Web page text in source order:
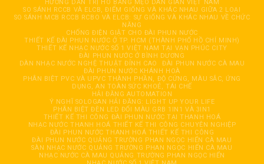
HƯỚNG DẪN TRỊ HO BẰNG MẸO DÂN GIAN VIỆT NAM
SO SÁNH RCCB VÀ ELCB, ĐIỂM GIỐNG VÀ KHÁC NHAU GIỮA 2 LOẠI
SO SÁNH MCB RCCB RCBO VÀ ELCB: SỰ GIỐNG VÀ KHÁC NHAU VỀ CHỨC
NĂNG
CHỐNG ĐIỆN GIẬT CHO ĐÀI PHUN NƯỚC
THIẾT KẾ ĐÀI PHUN NƯỚC Ở TP. HCM (THÀNH PHỐ HỒ CHÍ MINH)
THIẾT KẾ NHẠC NƯỚC SỐ 1 VIỆT NAM TẠI VẠN PHÚC CITY
ĐÀI PHUN NƯỚC Ở BÌNH DƯƠNG
DÀN NHẠC NƯỚC NGHỆ THUẬT ĐỈNH CAO
ĐÀI PHUN NƯỚC CÀ MAU
ĐÀI PHUN NƯỚC KHÁNH HOÀ
PHÂN BIỆT PVC VÀ UPVC THÀNH PHẦN, ĐỘ CỨNG, MÀU SẮC, ỨNG
DỤNG, AN TOÀN SỨC KHOẺ, TÁI CHẾ
HẢI ĐĂNG AUTOMATION
Ý NGHĨ SOLOGAN HẢI ĐĂNG: LIGHT UP YOUR LIFE
PHÂN BIỆT ĐÈN LED ĐỔI MÀU GRB 1IN1 VÀ 3IN1
THIẾT KẾ THI CÔNG ĐÀI PHUN NƯỚC TẠI THANH HOÁ
NHẠC NƯỚC THANH HOÁ THIẾT KẾ THI CÔNG CHUYÊN NGHIỆP
ĐÀI PHUN NƯỚC THANH HOÁ THIẾT KẾ THI CÔNG
ĐÀI PHUN NƯỚC QUẢNG TRƯỜNG PHAN NGỌC HIỂN CÀ MAU
SÀN NHẠC NƯỚC QUẢNG TRƯỜNG PHAN NGỌC HIỂN CÀ MAU
NHẠC NƯỚC CÀ MAU QUẢNG TRƯỜNG PHAN NGỌC HIỂN